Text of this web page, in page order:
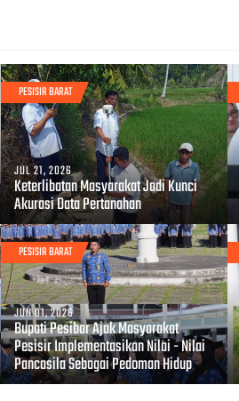
PESISIR BARAT
JUL 21, 2026
Keterlibatan Masyarakat Jadi Kunci
Akurasi Data Pertanahan
PESISIR BARAT
JUN 01, 2026
Bupati Pesibar Ajak Masyarakat
Pesisir Implementasikan Nilai - Nilai
Pancasila Sebagai Pedoman Hidup